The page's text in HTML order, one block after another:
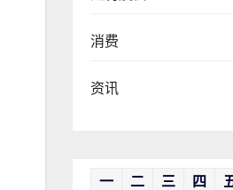
消费
资讯
一 二 三 四